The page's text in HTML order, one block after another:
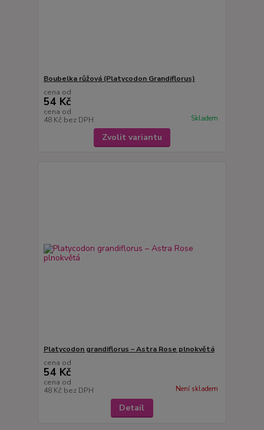
Boubelka růžová (Platycodon Grandiflorus)
cena od
54 Kč
cena od
48 Kč bez DPH Skladem
Zvolit variantu
Platycodon grandiflorus – Astra Rose plnokvětá
cena od
54 Kč
cena od
48 Kč bez DPH Není skladem
Detail